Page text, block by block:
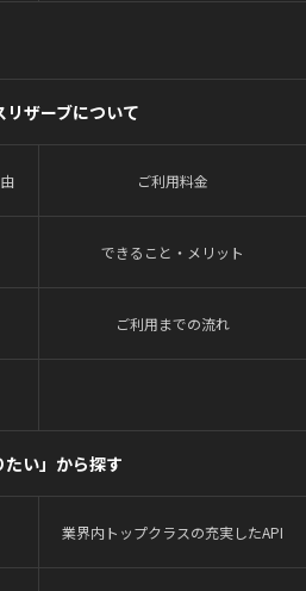
リザーブについて
ご利用料金
できること・メリット
ご利用までの流れ
たい」から探す
業界内トップクラスの充実したAPI